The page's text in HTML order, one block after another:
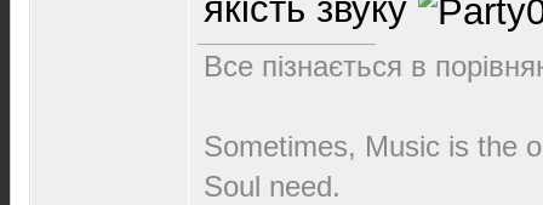
якість звуку
Все пізнається в
Sometimes, Music is the
Soul need.